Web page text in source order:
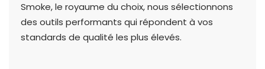
Smoke, le royaume du choix, nous sélectionnons
des outils performants qui répondent à vos
standards de qualité les plus élevés.